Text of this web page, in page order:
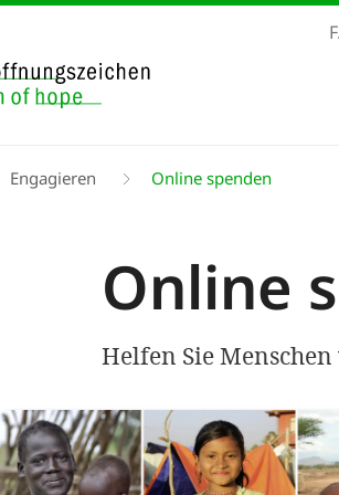
Engagieren Online spenden
Online
Helfen Sie